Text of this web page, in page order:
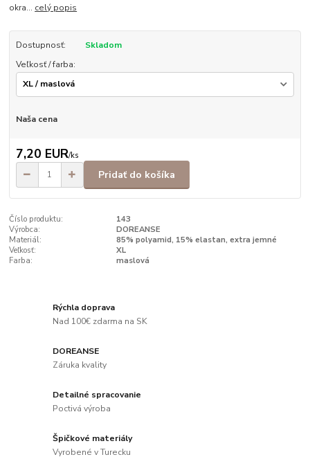
okra... celý popis
Dostupnosť:
Skladom
Veľkosť / farba:
Naša cena
7,20 EUR/ks
Pridať do košíka
Číslo produktu:
143
Výrobca:
DOREANSE
Materiál:
85% polyamid, 15% elastan, extra jemné
Veľkosť:
XL
Farba:
maslová
Rýchla doprava
Nad 100€ zdarma na SK
DOREANSE
Záruka kvality
Detailné spracovanie
Poctivá výroba
Špičkové materiály
Vyrobené v Turecku